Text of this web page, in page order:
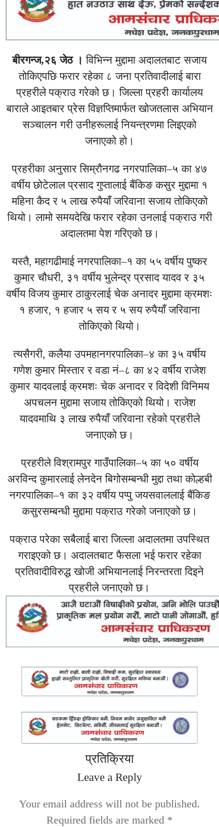
बीरगन्ज,२६ जेठ । विभिन्न मुद्दामा अदालतबाट सजाय
तोकिएपछि फरार रहेका ८ जना प्रतिवादीलाई बारा
प्रहरीले पक्राउ गरेको छ। जिल्ला प्रहरी कार्यालय
बाराले आइतबार प्रेस विज्ञप्तिमार्फत खोजतलास अभियान
सञ्चालन गरी उनीहरूलाई नियन्त्रणमा लिइएको
जनाएको हो।
प्रहरीका अनुसार सिम्रौनगढ नगरपालिका–५ का ४७
वर्षीय छोटेलाल प्रसाद गुप्तालाई बैंकिङ कसुर मुद्दामा १
महिना कैद र ५ लाख रुपैयाँ जरिवाना सजाय तोकिएको
थियो। लामो समयदेखि फरार रहेका उनलाई पक्राउ गरी
अदालतमा पेश गरिएको छ।
यस्तै, महागढीमाई नगरपालिका–१ का ५५ वर्षीय पुष्कर
कुमार चौधरी, ३१ वर्षीय भुलेन्द्र प्रसाद यादव र ३५
वर्षीय विजय कुमार ठाकुरलाई चेक अनादर मुद्दामा क्रमशः
१ हजार, १ हजार ५ सय र ५ सय रुपैयाँ जरिवाना
तोकिएको थियो।
त्यसैगरी, कलैया उपमहानगरपालिका–४ का ३५ वर्षीय
गणेश कुमार मिस्तार र वडा नं–८ का ४२ वर्षीय राजेश
कुमार यादवलाई क्रमशः चेक अनादर र विदेशी विनिमय
अपचलन मुद्दामा सजाय तोकिएको थियो। राजेश
यादवमाथि ३ लाख रुपैयाँ जरिवाना रहेको प्रहरीले
जनाएको छ।
प्रहरीले विश्रामपुर गाउँपालिका–५ का ५० वर्षीय
अरविन्द कुमारलाई लेनदेन बिगोसम्बन्धी मुद्दा तथा कोल्हबी
नगरपालिका–१ का ३२ वर्षीय पप्पु जयसवाललाई बैंकिङ
कसुरसम्बन्धी मुद्दामा पक्राउ गरेको जनाएको छ।
पक्राउ परेका सबैलाई बारा जिल्ला अदालतमा उपस्थित
गराइएको छ। अदालतबाट फैसला भई फरार रहेका
प्रतिवादीविरुद्ध खोजी अभियानलाई निरन्तरता दिइने
प्रहरीले जनाएको छ।
प्रतिक्रिया
Leave a Reply
Your email address will not be published.
Required fields are marked *